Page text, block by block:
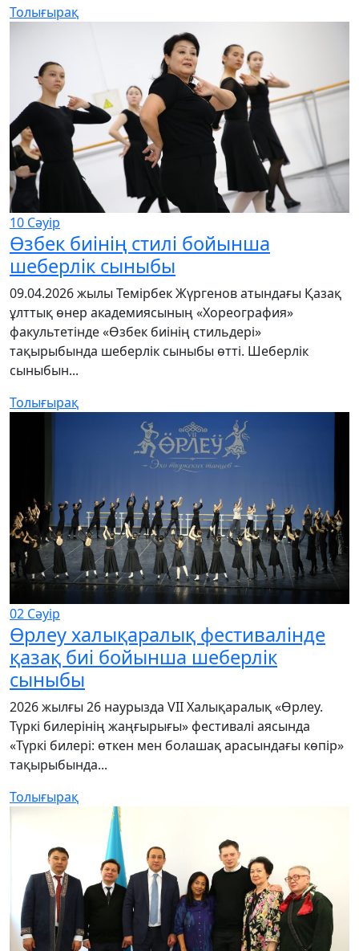
Толығырақ
10 Сәуір
Өзбек биінің стилі бойынша
шеберлік сыныбы
09.04.2026 жылы Темірбек Жүргенов атындағы Қазақ
ұлттық өнер академиясының «Хореография»
факультетінде «Өзбек биінің стильдері»
тақырыбында шеберлік сыныбы өтті. Шеберлік
сыныбын...
Толығырақ
02 Сәуір
Өрлеу халықаралық фестивалінде
қазақ биі бойынша шеберлік
сыныбы
2026 жылғы 26 наурызда VII Халықаралық «Өрлеу.
Түркі билерінің жаңғырығы» фестивалі аясында
«Түркі билері: өткен мен болашақ арасындағы көпір»
тақырыбында...
Толығырақ